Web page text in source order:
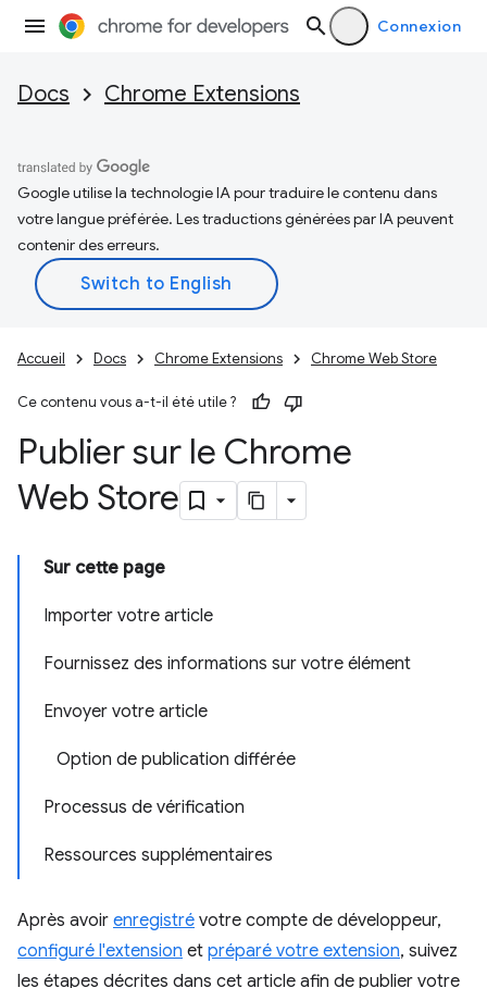
Connexion
Docs Chrome Extensions
Google utilise la technologie IA pour traduire le contenu dans
votre langue préférée. Les traductions générées par IA peuvent
contenir des erreurs.
Accueil Docs Chrome Extensions Chrome Web Store
Ce contenu vous a-t-il été utile ?
Publier sur le Chrome
Web Store
Sur cette page
Importer votre article
Fournissez des informations sur votre élément
Envoyer votre article
Option de publication différée
Processus de vérification
Ressources supplémentaires
Après avoir enregistré votre compte de développeur,
configuré l'extension et préparé votre extension, suivez
les étapes décrites dans cet article afin de publier votre